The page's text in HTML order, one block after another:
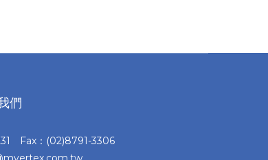
們
Fax：(02)8791-3306